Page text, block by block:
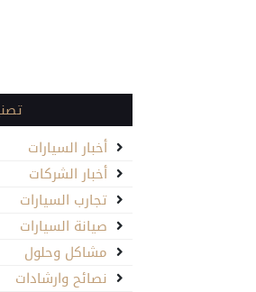
أخبار السيارات
أخبار الشركات
تجارب السيارات
صيانة السيارات
مشاكل وحلول
نصائح وارشادات